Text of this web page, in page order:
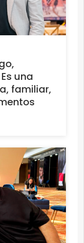
Es una
familiar,